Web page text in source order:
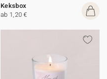
Keksbox
ab 1,20 €